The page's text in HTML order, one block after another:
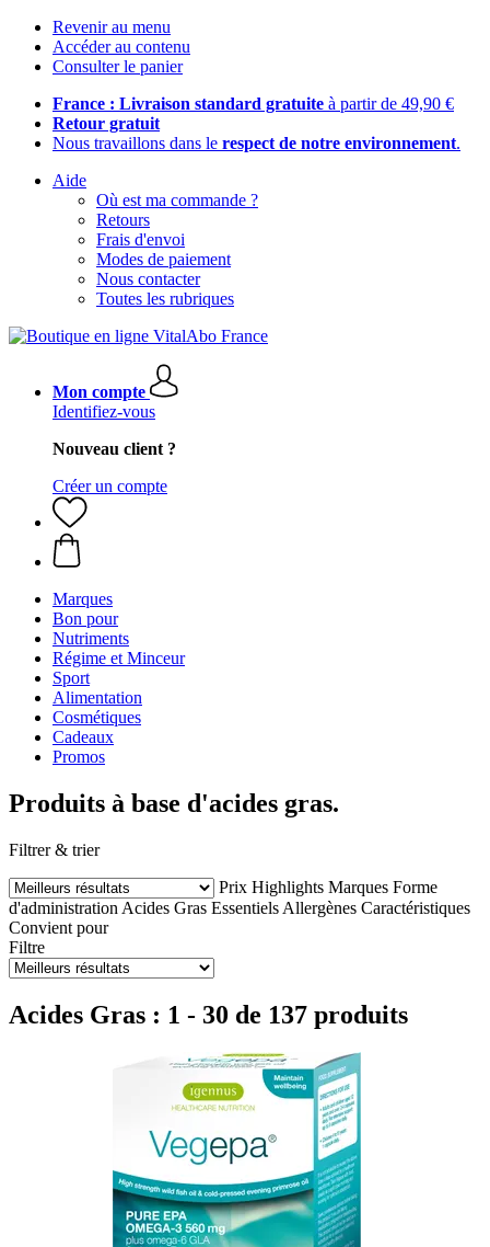
Revenir au menu
Accéder au contenu
Consulter le panier
France : Livraison standard gratuite à partir de 49,90 €
Retour gratuit
Nous travaillons dans le respect de notre environnement.
Aide
Où est ma commande ?
Retours
Frais d'envoi
Modes de paiement
Nous contacter
Toutes les rubriques
Mon compte
Identifiez-vous
Nouveau client ?
Créer un compte
Marques
Bon pour
Nutriments
Régime et Minceur
Sport
Alimentation
Cosmétiques
Cadeaux
Promos
Produits à base d'acides gras.
Filtrer & trier
Prix Highlights Marques Forme
d'administration Acides Gras Essentiels Allergènes Caractéristiques
Convient pour
Filtre
Acides Gras : 1 - 30 de 137 produits